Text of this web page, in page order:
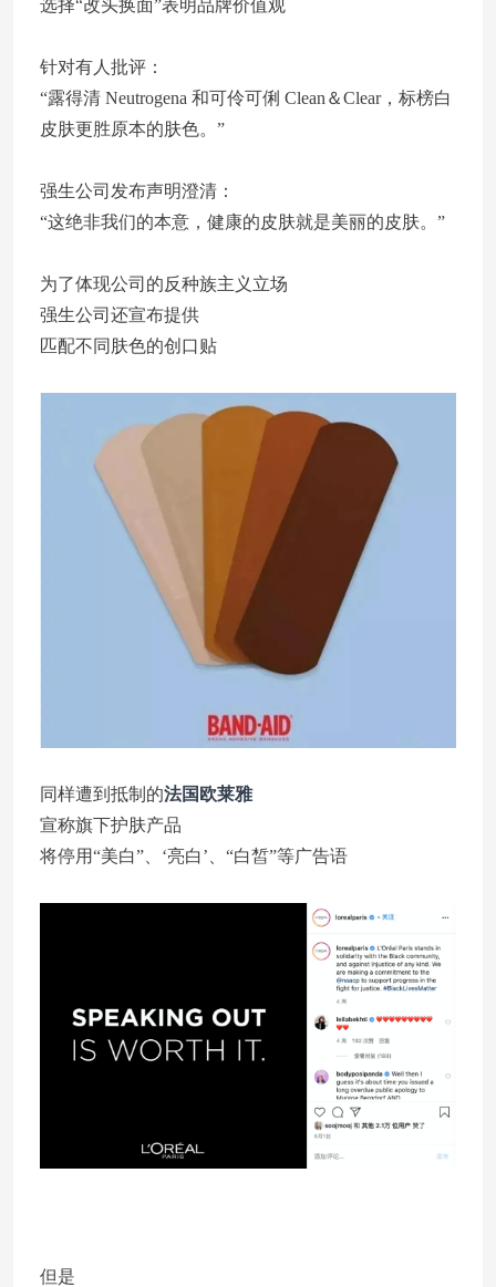
选择“改头换面”表明品牌价值观
针对有人批评：
“露得清 Neutrogena 和可伶可俐 Clean＆Clear，标榜白
皮肤更胜原本的肤色。”
强生公司发布声明澄清：
“这绝非我们的本意，健康的皮肤就是美丽的皮肤。”
为了体现公司的反种族主义立场
强生公司还宣布提供
匹配不同肤色的创口贴
同样遭到抵制的法国欧莱雅
宣称旗下护肤产品
将停用“美白”、‘亮白’、“白皙”等广告语
但是